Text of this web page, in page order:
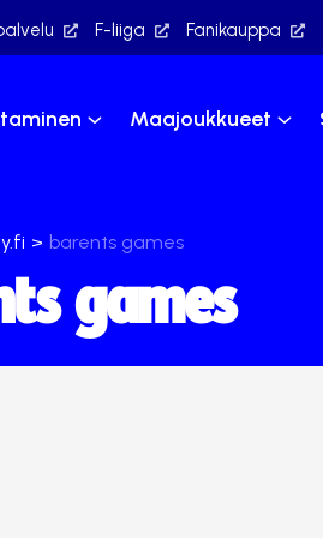
F-liiga Fanikauppa
Maajoukkueet
> barents games
games